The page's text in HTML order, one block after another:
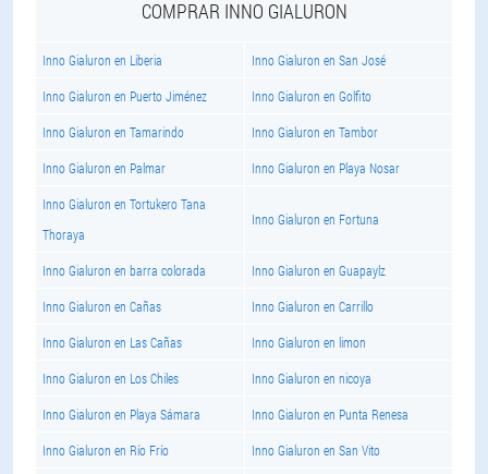
COMPRAR INNO GIALURON
Inno Gialuron en Liberia Inno Gialuron en San José
Inno Gialuron en Puerto Jiménez Inno Gialuron en Golfito
Inno Gialuron en Tamarindo Inno Gialuron en Tambor
Inno Gialuron en Palmar Inno Gialuron en Playa Nosar
Inno Gialuron en Tortukero Tana
Thoraya
Inno Gialuron en Fortuna
Inno Gialuron en barra colorada Inno Gialuron en Guapaylz
Inno Gialuron en Cañas Inno Gialuron en Carrillo
Inno Gialuron en Las Cañas Inno Gialuron en limon
Inno Gialuron en Los Chiles Inno Gialuron en nicoya
Inno Gialuron en Playa Sámara Inno Gialuron en Punta Renesa
Inno Gialuron en Río Frío Inno Gialuron en San Vito